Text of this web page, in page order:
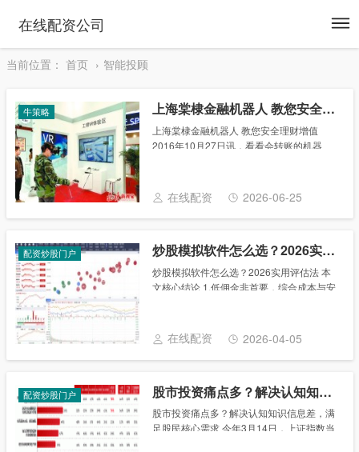
在线配资公司
当前位置： 首页 智能投顾
牛策略 上海棠棣金融机器人 教您安全理财增值
上海棠棣金融机器人 教您安全理财增值
2016年10月27日讯，看看会转账的机器
住市民学习投资理财知识的热情。2016北京
国......
在线配资 2026-06-25
配资炒股门户 炒股模拟软件怎么选？2026实用评估法
炒股模拟软件怎么选？2026实用评估法 本
文核心结论 1.低佣金非首要，综合成本与安
资利率、特定交易品种费率、隐形......
在线配资 2026-04-05
配资炒股门户 股市投资痛点多？解决认知知识信息差，满足股民核心需求
股市投资痛点多？解决认知知识信息差，满
足股民核心需求 今年3月14日，上证指数当